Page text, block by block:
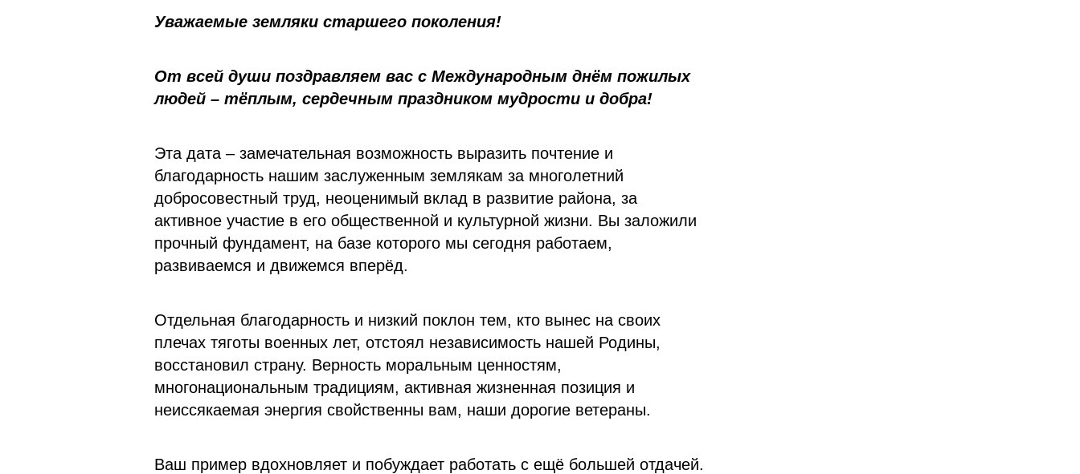
Уважаемые земляки старшего поколения!
От всей души поздравляем вас с Международным днём пожилых
людей – тёплым, сердечным праздником мудрости и добра!
Эта дата – замечательная возможность выразить почтение и
благодарность нашим заслуженным землякам за многолетний
добросовестный труд, неоценимый вклад в развитие района, за
активное участие в его общественной и культурной жизни. Вы заложили
прочный фундамент, на базе которого мы сегодня работаем,
развиваемся и движемся вперёд.
Отдельная благодарность и низкий поклон тем, кто вынес на своих
плечах тяготы военных лет, отстоял независимость нашей Родины,
восстановил страну. Верность моральным ценностям,
многонациональным традициям, активная жизненная позиция и
неиссякаемая энергия свойственны вам, наши дорогие ветераны.
Ваш пример вдохновляет и побуждает работать с ещё большей отдачей.